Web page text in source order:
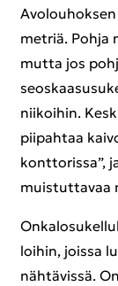
met­riä. Pohja
mutta jos
nii­koi­hin.
pii­pah­taa
kont­to­ris­sa”,
muis­tut­ta­vaa
loi­hin, jois­sa
näh­tä­vis­sä.